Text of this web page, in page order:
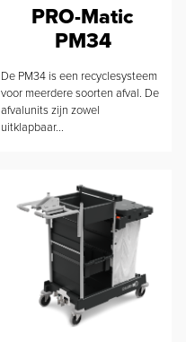
PRO-Matic
PM34
De PM34 is een recyclesysteem
voor meerdere soorten afval. De
afvalunits zijn zowel
uitklapbaar...